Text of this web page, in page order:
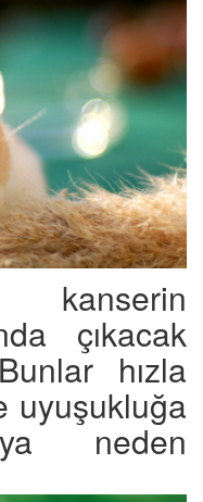
kanserin
çıkacak
hızla
uyuşukluğa
neden